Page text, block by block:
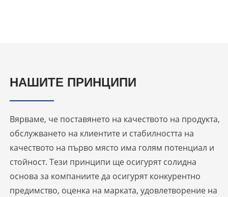
НАШИТЕ ПРИНЦИПИ
Вярваме, че поставянето на качеството на продукта,
обслужването на клиентите и стабилността на
качеството на първо място има голям потенциал и
стойност. Тези принципи ще осигурят солидна
основа за компаниите да осигурят конкурентно
предимство, оценка на марката, удовлетворение на